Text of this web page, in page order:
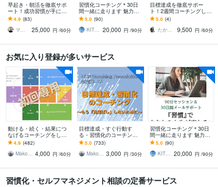
早起き・朝活を徹底サポ
ート！成功習慣が手に入
ります 早起きを軸に生活
習慣を整え、心身共に最
高の状態であり続けよう
4.9 (83)
マサト 生活習慣改善パーソナルトレーナー
25,000 円 /60分
習慣化コーチング＊30日
間一緒に走ります 魅力発
見セッション(90分)×30日
間のメッセージサポート
5.0 (90)
KITRI（キトリ） 20,000 円 /90分
目標達成を徹底サポー
ト！2週間コーチングしま
す ダイエット/資格取得/自
分磨き/早起き☆達成・継
続サポート
5.0 (4)
たかぎコーチ【習慣化サポーター】
9,500 円 /60分
お気に入り登録が多いサービス
動ける・続く・結果につ
なげるコーチングをしま
す ライフコーチ・行動支
援と伴走・習慣化【初回
専用】
4.9 (482)
Makoto Mishina（三品 誠） 4,000 円 /60分
目標達成・すぐ行動す
る・習慣化のコーチング
をします ライフコーチ・
エグゼクティブコーチン
グ・すぐやる【２回
5.0 (733)
Makoto Mishina（三品 誠） 3,000 円 /30分
習慣化コーチング＊30日
間一緒に走ります 魅力発
見セッション(90分)×30日
間のメッセージサポート
5.0 (90)
KITRI（キトリ） 20,000 円 /90分
習慣化・セルフマネジメント相談の定番サービス